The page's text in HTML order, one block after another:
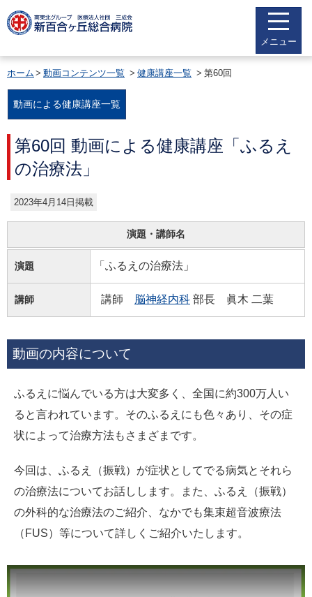
メニュー
ホーム 動画コンテンツ一覧 健康講座一覧 第60回
動画による健康講座一覧
第60回 動画による健康講座「ふるえ
の治療法」
2023年4月14日掲載
演題・講師名
演題 「ふるえの治療法」
講師 講師 脳神経内科 部長 眞木 二葉
動画の内容について
ふるえに悩んでいる方は大変多く、全国に約300万人い
ると言われています。そのふるえにも色々あり、その症
状によって治療方法もさまざまです。
今回は、ふるえ（振戦）が症状としてでる病気とそれら
の治療法についてお話しします。また、ふるえ（振戦）
の外科的な治療法のご紹介、なかでも集束超音波療法
（FUS）等について詳しくご紹介いたします。